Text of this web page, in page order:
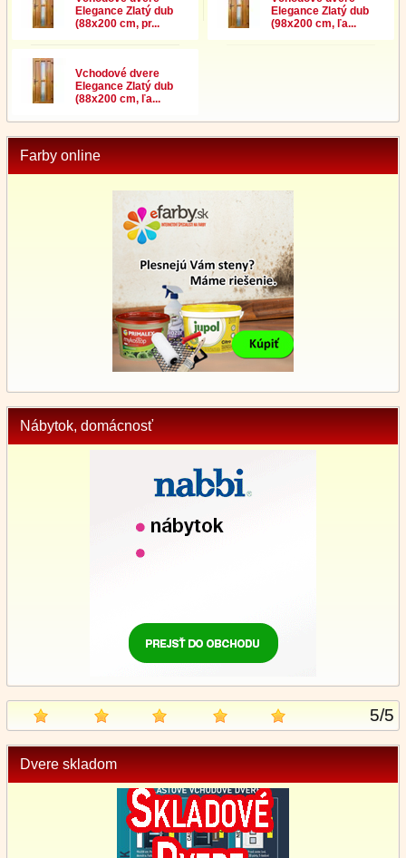
Elegance Zlatý dub
(88x200 cm, pr...
Elegance Zlatý dub
(98x200 cm, ľa...
Vchodové dvere
Elegance Zlatý dub
(88x200 cm, ľa...
Farby online
Nábytok, domácnosť
5/5
Dvere skladom